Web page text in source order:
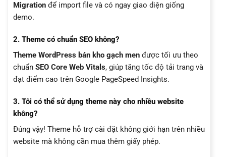
Migration để import file và có ngay giao diện giống
demo.
2. Theme có chuẩn SEO không?
Theme WordPress bán kho gạch men được tối ưu theo
chuẩn SEO Core Web Vitals, giúp tăng tốc độ tải trang và
đạt điểm cao trên Google PageSpeed Insights.
3. Tôi có thể sử dụng theme này cho nhiều website
không?
Đúng vậy! Theme hỗ trợ cài đặt không giới hạn trên nhiều
website mà không cần mua thêm giấy phép.